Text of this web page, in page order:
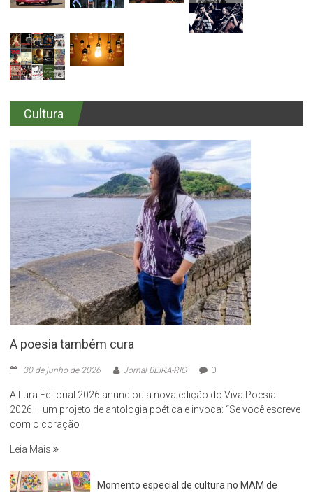
Cultura
A poesia também cura
30 de junho de 2026 Jornal BEIRA-RIO 0
A Lura Editorial 2026 anunciou a nova edição do Viva Poesia
2026 – um projeto de antologia poética e invoca: “Se você escreve
com o coração
Leia Mais
Momento especial de cultura no MAM de